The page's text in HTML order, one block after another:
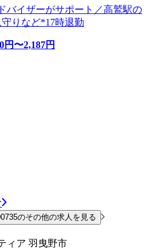
バイザーがサポート／高鷲駅の
りなど*17時退勤
円〜2,187円
のその他の求人を見る
ィア 羽曳野市